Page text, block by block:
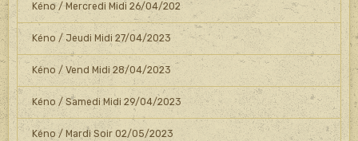
Kéno / Mercredi Midi 26/04/202
Kéno / Jeudi Midi 27/04/2023
Kéno / Vend Midi 28/04/2023
Kéno / Samedi Midi 29/04/2023
Kéno / Mardi Soir 02/05/2023